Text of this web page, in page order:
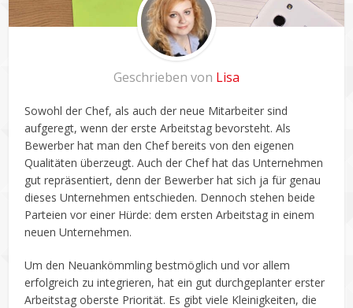
Geschrieben von Lisa
Sowohl der Chef, als auch der neue Mitarbeiter sind
aufgeregt, wenn der erste Arbeitstag bevorsteht. Als
Bewerber hat man den Chef bereits von den eigenen
Qualitäten überzeugt. Auch der Chef hat das Unternehmen
gut repräsentiert, denn der Bewerber hat sich ja für genau
dieses Unternehmen entschieden. Dennoch stehen beide
Parteien vor einer Hürde: dem ersten Arbeitstag in einem
neuen Unternehmen.
Um den Neuankömmling bestmöglich und vor allem
erfolgreich zu integrieren, hat ein gut durchgeplanter erster
Arbeitstag oberste Priorität. Es gibt viele Kleinigkeiten, die